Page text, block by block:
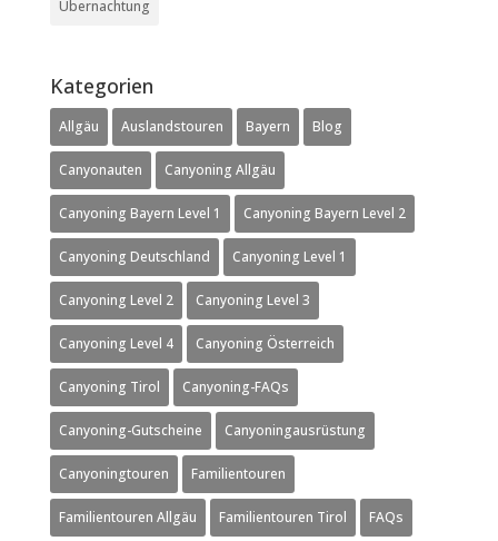
Übernachtung
Kategorien
Allgäu Auslandstouren Bayern Blog
Canyonauten Canyoning Allgäu
Canyoning Bayern Level 1 Canyoning Bayern Level 2
Canyoning Deutschland Canyoning Level 1
Canyoning Level 2 Canyoning Level 3
Canyoning Level 4 Canyoning Österreich
Canyoning Tirol Canyoning-FAQs
Canyoning-Gutscheine Canyoningausrüstung
Canyoningtouren Familientouren
Familientouren Allgäu Familientouren Tirol FAQs